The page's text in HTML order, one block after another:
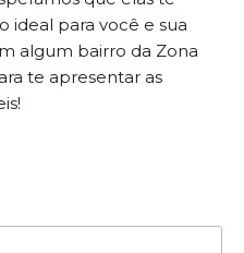
ideal para você e sua
algum bairro da Zona
te apresentar as